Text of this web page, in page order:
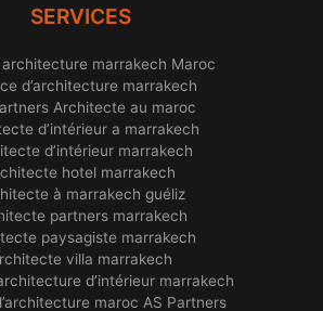
SERVICES
architecture marrakech Maroc
d’architecture marrakech
Architecte au maroc
d’intérieur a marrakech
d’intérieur marrakech
hotel marrakech
à marrakech guéliz
partners marrakech
paysagiste marrakech
villa marrakech
d’intérieur marrakech
maroc AS Partners